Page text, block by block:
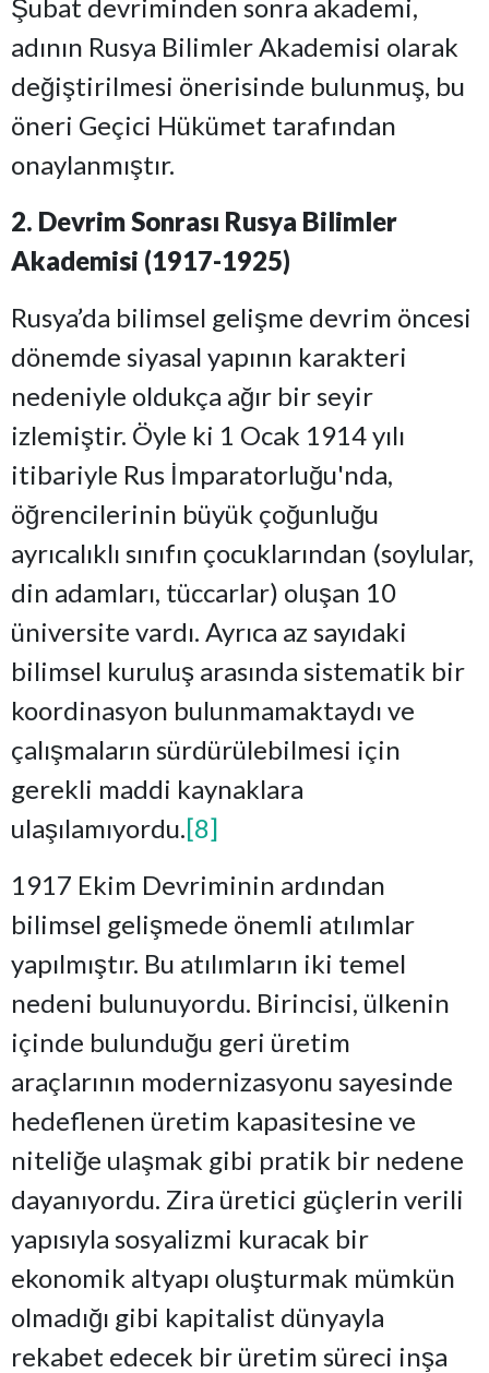
Şubat devriminden sonra akademi,
adının Rusya Bilimler Akademisi olarak
değiştirilmesi önerisinde bulunmuş, bu
öneri Geçici Hükümet tarafından
onaylanmıştır.
2. Devrim Sonrası Rusya Bilimler
Akademisi (1917-1925)
Rusya’da bilimsel gelişme devrim öncesi
dönemde siyasal yapının karakteri
nedeniyle oldukça ağır bir seyir
izlemiştir. Öyle ki 1 Ocak 1914 yılı
itibariyle Rus İmparatorluğu'nda,
öğrencilerinin büyük çoğunluğu
ayrıcalıklı sınıfın çocuklarından (soylular,
din adamları, tüccarlar) oluşan 10
üniversite vardı. Ayrıca az sayıdaki
bilimsel kuruluş arasında sistematik bir
koordinasyon bulunmamaktaydı ve
çalışmaların sürdürülebilmesi için
gerekli maddi kaynaklara
ulaşılamıyordu.[8]
1917 Ekim Devriminin ardından
bilimsel gelişmede önemli atılımlar
yapılmıştır. Bu atılımların iki temel
nedeni bulunuyordu. Birincisi, ülkenin
içinde bulunduğu geri üretim
araçlarının modernizasyonu sayesinde
hedeflenen üretim kapasitesine ve
niteliğe ulaşmak gibi pratik bir nedene
dayanıyordu. Zira üretici güçlerin verili
yapısıyla sosyalizmi kuracak bir
ekonomik altyapı oluşturmak mümkün
olmadığı gibi kapitalist dünyayla
rekabet edecek bir üretim süreci inşa